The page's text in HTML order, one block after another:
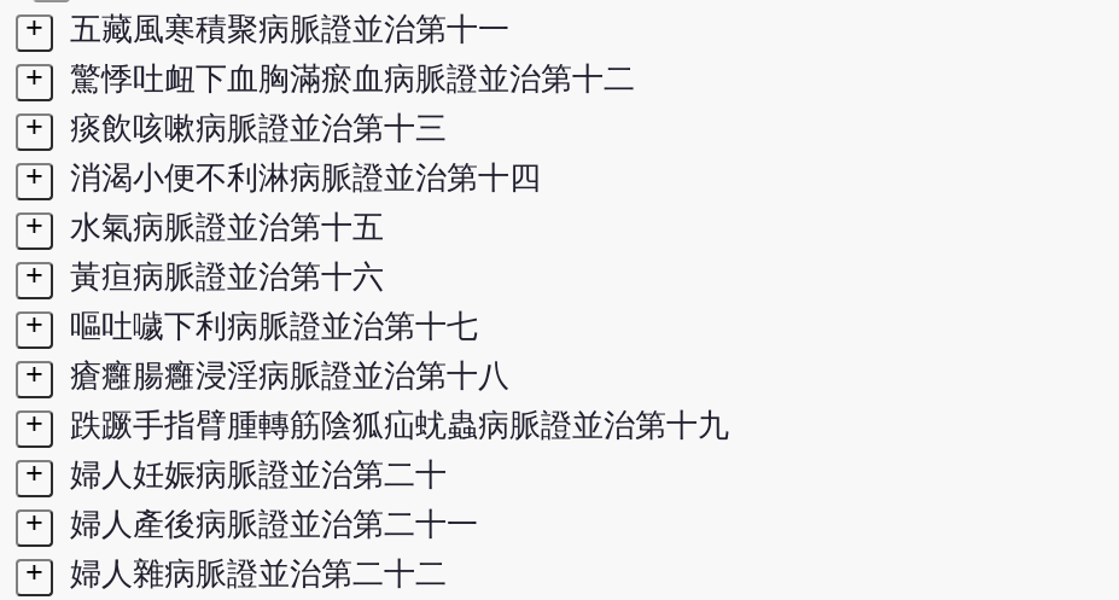
+
五藏風寒積聚病脈證並治第十一
+
驚悸吐衄下血胸滿瘀血病脈證並治第十二
+
痰飲咳嗽病脈證並治第十三
+
消渴小便不利淋病脈證並治第十四
+
水氣病脈證並治第十五
+
黃疸病脈證並治第十六
+
嘔吐噦下利病脈證並治第十七
+
瘡癰腸癰浸淫病脈證並治第十八
+
跌蹶手指臂腫轉筋陰狐疝蚘蟲病脈證並治第十九
+
婦人妊娠病脈證並治第二十
+
婦人產後病脈證並治第二十一
+
婦人雜病脈證並治第二十二